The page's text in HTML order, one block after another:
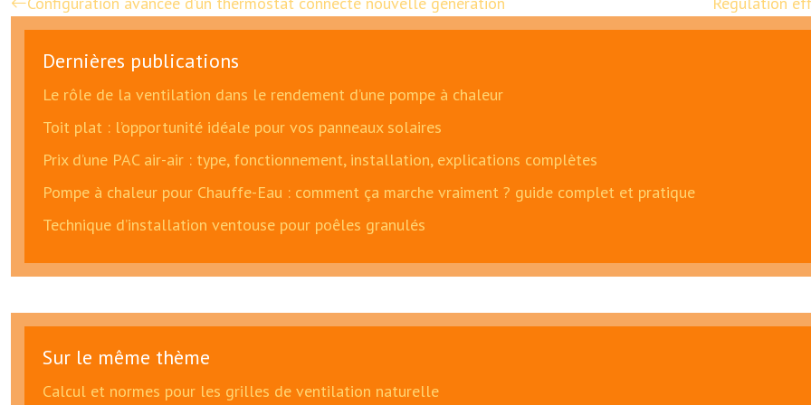
Dernières publications
Le rôle de la ventilation dans le rendement d’une pompe à chaleur
Toit plat : l’opportunité idéale pour vos panneaux solaires
Prix d’une PAC air-air : type, fonctionnement, installation, explications complètes
Pompe à chaleur pour Chauffe-Eau : comment ça marche vraiment ? guide complet et pratique
Technique d’installation ventouse pour poêles granulés
Sur le même thème
Calcul et normes pour les grilles de ventilation naturelle